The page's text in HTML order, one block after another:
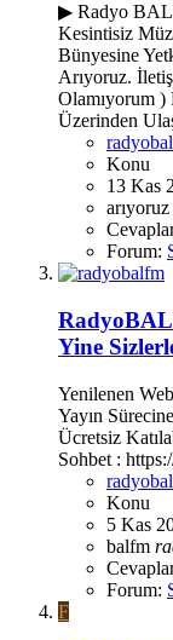
▶ Radyo
Kesintisiz
Bünyesine
Arıyoruz.
Olamıyorum )
Üzerinden
Konu
13 Kas
arıyoruz
Forum:
Yine
Yenilenen
Yayın
Ücretsiz
Sohbet :
Konu
5 Kas
balfm
Forum:
F